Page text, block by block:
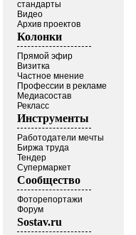
стандарты
Видео
Архив проектов
Колонки
Прямой эфир
Визитка
Частное мнение
Профессии в рекламе
Медиасостав
Рекласс
Инструменты
Работодатели мечты
Биржа труда
Тендер
Супермаркет
Сообщество
Фоторепортажи
Форум
Sostav.ru